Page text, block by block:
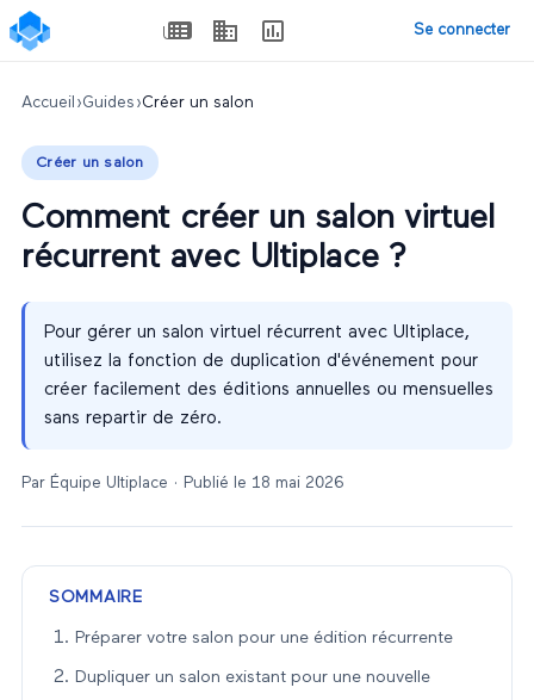
Se connecter
Accueil ›Guides ›Créer un salon
Créer un salon
Comment créer un salon virtuel
récurrent avec Ultiplace ?
Pour gérer un salon virtuel récurrent avec Ultiplace,
utilisez la fonction de duplication d'événement pour
créer facilement des éditions annuelles ou mensuelles
sans repartir de zéro.
Par Équipe Ultiplace · Publié le 18 mai 2026
SOMMAIRE
Préparer votre salon pour une édition récurrente
Dupliquer un salon existant pour une nouvelle